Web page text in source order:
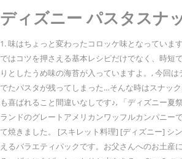
ディズニー パスタスナ
1. 味はちょっと変わったコロッケ味となってい
ではコツを押さえる基本レシピだけでなく、時短
りとしたうめ味の海苔が入っていますよ。, 今回
でたパスタが残ってしまった…そんな時はスナッ
も喜ばれること間違いなしです♪, 「ディズニー
ランドのグレートアメリカンワッフルカンパニー
て焼きました。 [スキレット料理] [ディズニー] シ
えるバラエティパックです。お父さんへのお土産